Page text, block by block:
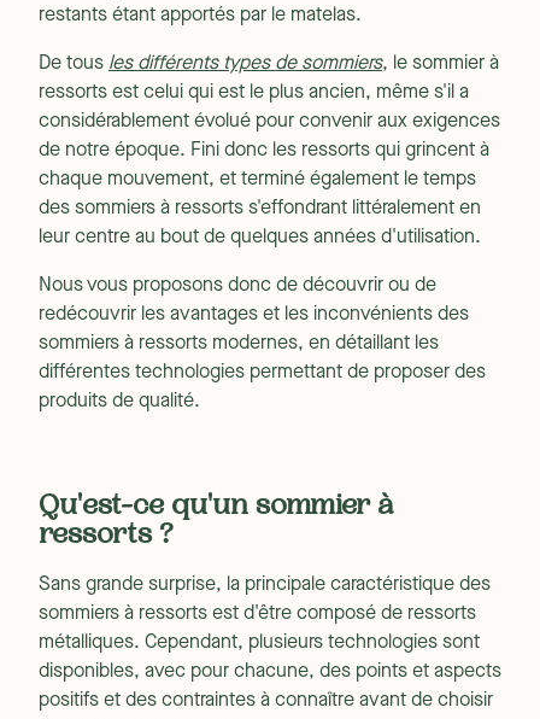
restants étant apportés par le matelas.
De tous les différents types de sommiers, le sommier à
ressorts est celui qui est le plus ancien, même s'il a
considérablement évolué pour convenir aux exigences
de notre époque. Fini donc les ressorts qui grincent à
chaque mouvement, et terminé également le temps
des sommiers à ressorts s'effondrant littéralement en
leur centre au bout de quelques années d'utilisation.
Nous vous proposons donc de découvrir ou de
redécouvrir les avantages et les inconvénients des
sommiers à ressorts modernes, en détaillant les
différentes technologies permettant de proposer des
produits de qualité.
Qu'est-ce qu'un sommier à
ressorts ?
Sans grande surprise, la principale caractéristique des
sommiers à ressorts est d'être composé de ressorts
métalliques. Cependant, plusieurs technologies sont
disponibles, avec pour chacune, des points et aspects
positifs et des contraintes à connaître avant de choisir